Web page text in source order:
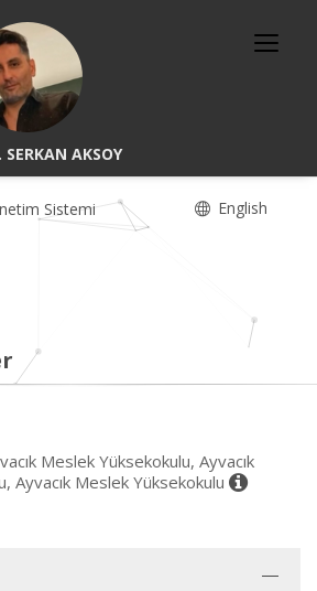
AKSOY
Sistemi English
Meslek Yüksekokulu, Ayvacık
Ayvacık Meslek Yüksekokulu